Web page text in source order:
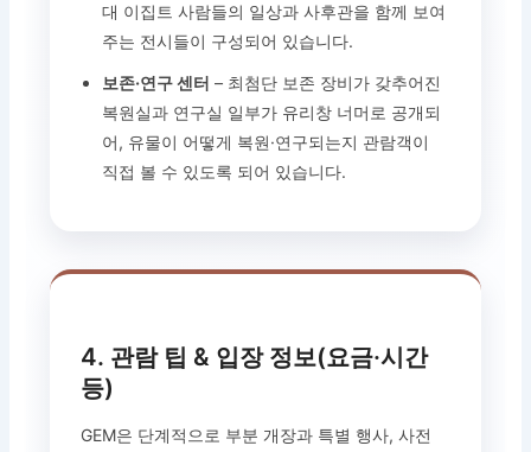
대 이집트 사람들의 일상과 사후관을 함께 보여
주는 전시들이 구성되어 있습니다.
보존·연구 센터 – 최첨단 보존 장비가 갖추어진
복원실과 연구실 일부가 유리창 너머로 공개되
어, 유물이 어떻게 복원·연구되는지 관람객이
직접 볼 수 있도록 되어 있습니다.
4. 관람 팁 & 입장 정보(요금·시간
등)
GEM은 단계적으로 부분 개장과 특별 행사, 사전